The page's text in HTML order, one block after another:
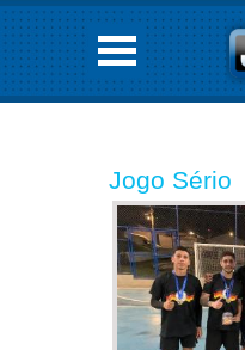
Jogo Sério